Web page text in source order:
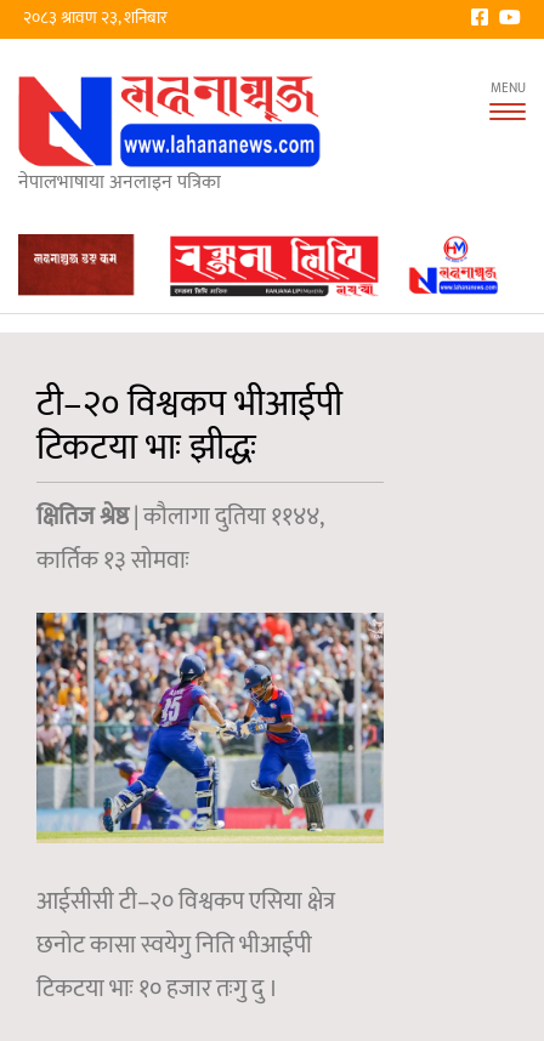
२०८३ श्रावण २३, शनिबार
नेपालभाषाया अनलाइन पत्रिका
टी–२० विश्वकप भीआईपी
टिकटया भाः झीद्धः
क्षितिज श्रेष्ठ| कौलागा दुतिया ११४४,
कार्तिक १३ सोमवाः
आईसीसी टी–२० विश्वकप एसिया क्षेत्र
छनोट कासा स्वयेगु निति भीआईपी
टिकटया भाः १० हजार तःगु दु ।